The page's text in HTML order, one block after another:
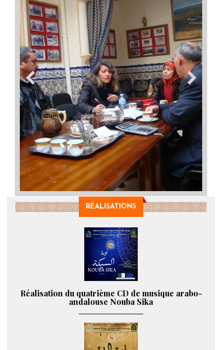
RÉALISATIONS
Réalisation du quatrième CD de musique arabo-
andalouse Nouba Sika